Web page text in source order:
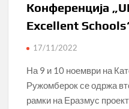
Конференција
Excellent
17/11/2022
На 9 и 10 ноември на
Ружомберок се одржа
рамки на Еразмус